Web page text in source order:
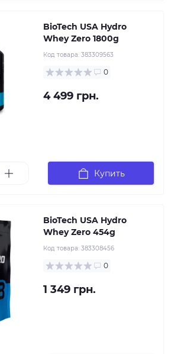
BioTech USA Hydro
Whey Zero 1800g
Код товара: 383309563
0
4 499 грн.
Купить
BioTech USA Hydro
Whey Zero 454g
Код товара: 383308456
0
1 349 грн.